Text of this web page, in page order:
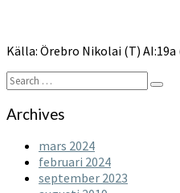
Källa: Örebro Nikolai (T) AI:19a
Search
for:
Search
Archives
mars 2024
februari 2024
september 2023